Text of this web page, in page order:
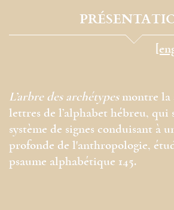
L’arbre des archétypesmontre la
lettres de l’alphabet hébreu, qui
système de signes conduisant à
profonde de l'anthropologie,
psaume alphabétique 145.